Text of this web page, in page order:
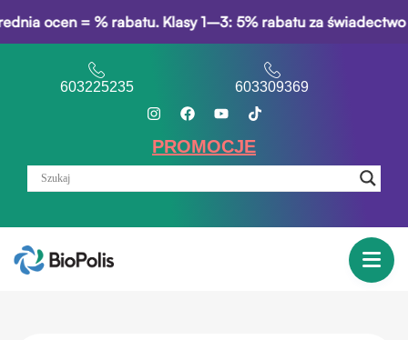
= % rabatu. Klasy 1–3: 5% rabatu za świadectwo
603225235 603309369
PROMOCJE